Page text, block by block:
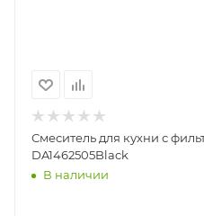
Смеситель для кухни с
DA1462505Black
В наличии